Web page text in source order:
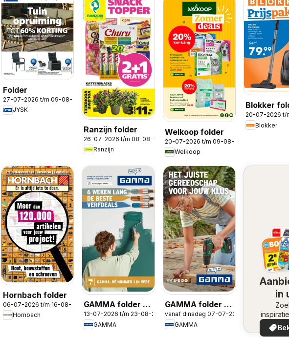
Folder
27-07-2026 t/m 09-08-2026
JYSK
Ranzijn folder
26-07-2026 t/m 08-08-2026
Ranzijn
Welkoop folder
20-07-2026 t/m 09-08-2026
Welkoop
Blokker
20-07-2026 t/
Blokker
Hornbach folder
06-07-2026 t/m 16-08-2026
Hornbach
GAMMA folder -
De nummer 1 in
verf
13-07-2026 t/m 23-08-2026
GAMMA
GAMMA folder -
Gereedschap
special
vanaf dinsdag 07-07-2026
GAMMA
in
de
in uw